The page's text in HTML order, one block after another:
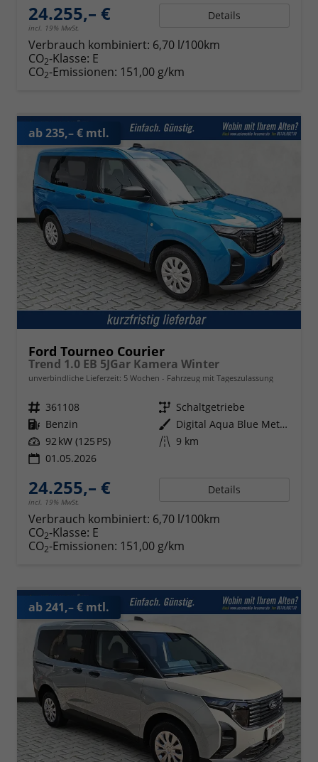
24.255,– €
incl. 19% MwSt.
Details
Verbrauch kombiniert: 6,70 l/100km
CO2-Klasse: E
CO2-Emissionen: 151,00 g/km
ab 235,– € mtl.
Ford Tourneo Courier
Trend 1.0 EB 5JGar Kamera Winter
unverbindliche Lieferzeit: 5 Wochen Fahrzeug mit Tageszulassung
Fahrzeugnr. 361108 Getriebe Schaltgetriebe
Kraftstoff Benzin Außenfarbe
Digital Aqua Blue Metallic
Leistung 92 kW (125 PS) Kilometerstand 9 km
01.05.2026
24.255,– €
incl. 19% MwSt.
Details
Verbrauch kombiniert: 6,70 l/100km
CO2-Klasse: E
CO2-Emissionen: 151,00 g/km
ab 241,– € mtl.